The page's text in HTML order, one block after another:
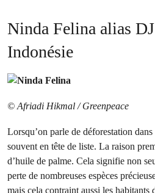
Ninda Felina alias
Indonésie
© Afriadi Hikmal / Greenpeace
Lorsqu’on parle de déforestation
souvent en tête de liste. La raison
d’huile de palme. Cela signifie non
perte de nombreuses espèces
mais cela contraint aussi les habitants